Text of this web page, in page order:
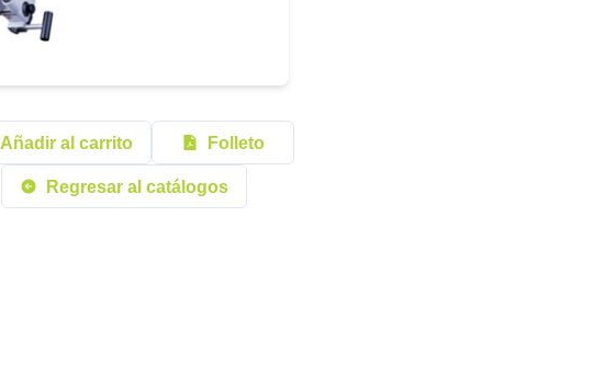
Añadir al carrito Folleto
Regresar al catálogos